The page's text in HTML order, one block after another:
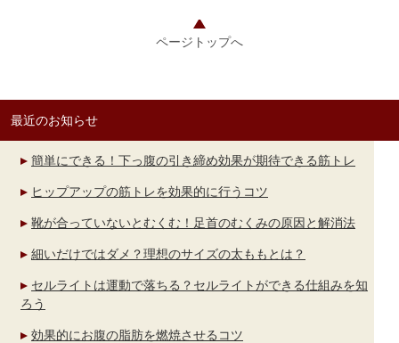
最近のお知らせ
簡単にできる！下っ腹の引き締め効果が期待できる筋トレ
ヒップアップの筋トレを効果的に行うコツ
靴が合っていないとむくむ！足首のむくみの原因と解消法
細いだけではダメ？理想のサイズの太ももとは？
セルライトは運動で落ちる？セルライトができる仕組みを知
ろう
効果的にお腹の脂肪を燃焼させるコツ
ページトップへ